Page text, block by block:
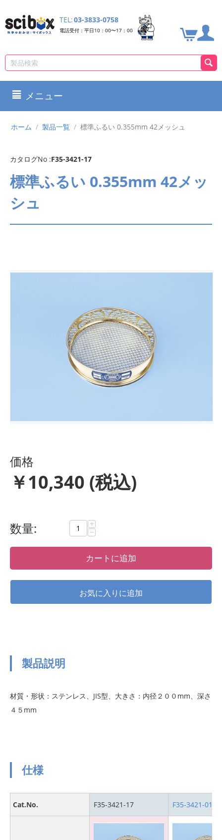
TEL:03-3833-0758
電話受付：平日10：00〜17：00
メニュー
ホーム / 製品一覧 / 標準ふるい 0.355mm 42メッシュ
カタログNo :F35-3421-17
標準ふるい 0.355mm 42メッ
シュ
価格
￥10,340 (税込)
数量: +
−
カートに追加
製品説明
材質・形状：ステンレス、JIS型、大きさ：内径２００mm、深さ
４５mm
仕様
Cat.No. F35-3421-17 F35-3421-01